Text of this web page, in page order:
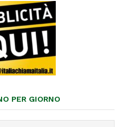
PER GIORNO